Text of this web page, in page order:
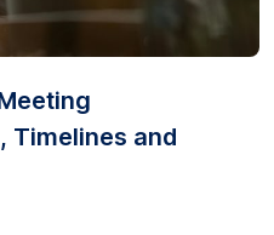
Timelines and